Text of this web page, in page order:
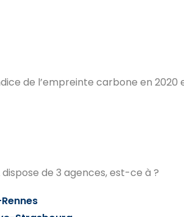
de l’empreinte carbone en
dispose de 3 agences, est-ce à ?